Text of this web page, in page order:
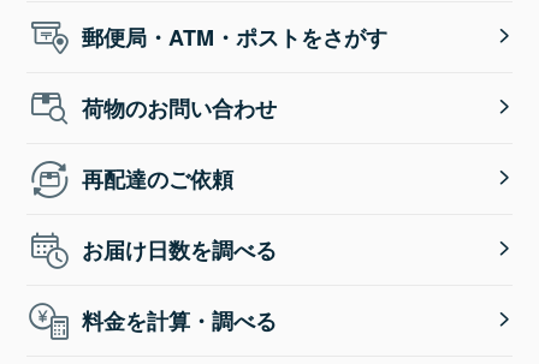
郵便局・ATM・ポストをさがす
荷物のお問い合わせ
再配達のご依頼
お届け日数を調べる
料金を計算・調べる